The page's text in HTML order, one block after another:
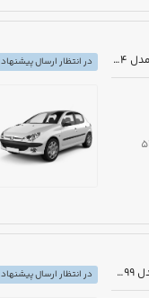
مزایده دولتی خودرو پژو 206 TU3 مدل 1394 رنگ سفید
در انتظار ارسال پیشنهاد
مزایده دولتی خودرو جک S3-AT مدل 1399 رنگ مشکی
در انتظار ارسال پیشنهاد